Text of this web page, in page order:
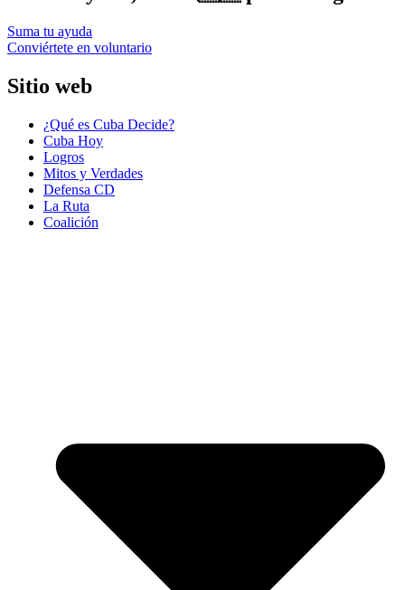
Suma tu ayuda
Conviértete en voluntario
Sitio web
¿Qué es Cuba Decide?
Cuba Hoy
Logros
Mitos y Verdades
Defensa CD
La Ruta
Coalición